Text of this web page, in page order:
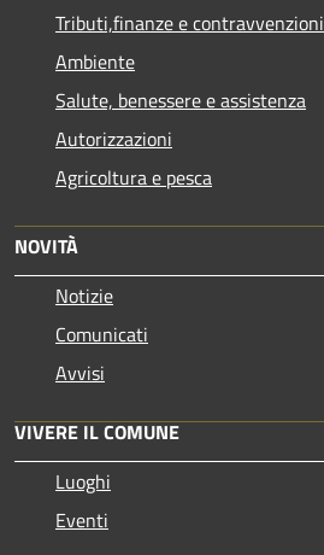
Tributi,finanze e contravvenzioni
Ambiente
Salute, benessere e assistenza
Autorizzazioni
Agricoltura e pesca
NOVITÀ
Notizie
Comunicati
Avvisi
VIVERE IL COMUNE
Luoghi
Eventi